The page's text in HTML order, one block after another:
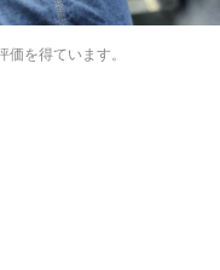
を得ています。